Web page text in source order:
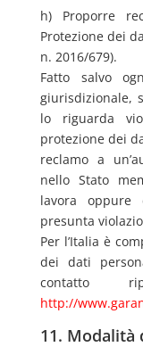
h) Proporre
Protezione dei
n. 2016/679).
Fatto salvo
giurisdizionale,
lo riguarda
protezione dei
reclamo a
nello Stato
lavora
presunta
Per l’Italia è
dei dati
contatto
http://
11. Modalità